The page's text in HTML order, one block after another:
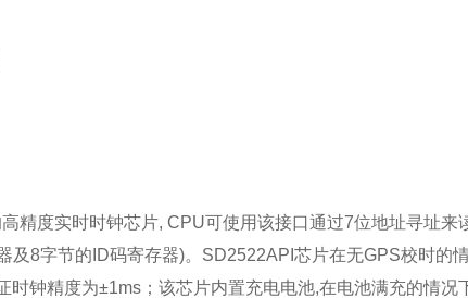
度实时时钟芯片, CPU可使用该接口通过7位地址寻址来
8字节的ID码寄存器)。SD2522API芯片在无GPS校时的
钟精度为±1ms；该芯片内置充电电池,在电池满充的情